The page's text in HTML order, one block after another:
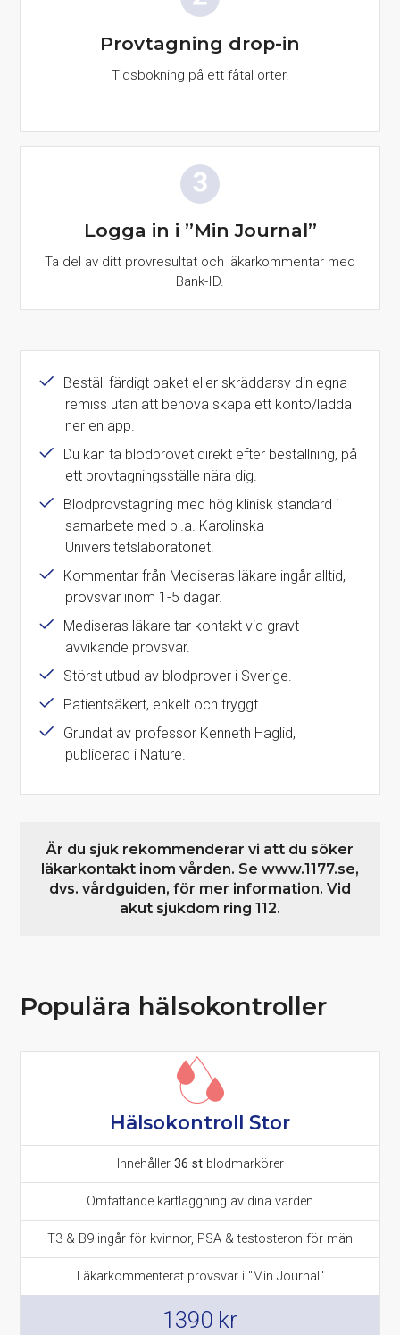
Provtagning drop-in
Tidsbokning på ett fåtal orter.
Logga in i ”Min Journal”
Ta del av ditt provresultat och läkarkommentar med
Bank-ID.
Beställ färdigt paket eller skräddarsy din egna
remiss utan att behöva skapa ett konto/ladda
ner en app.
Du kan ta blodprovet direkt efter beställning, på
ett provtagningsställe nära dig.
Blodprovstagning med hög klinisk standard i
samarbete med bl.a. Karolinska
Universitetslaboratoriet.
Kommentar från Mediseras läkare ingår alltid,
provsvar inom 1-5 dagar.
Mediseras läkare tar kontakt vid gravt
avvikande provsvar.
Störst utbud av blodprover i Sverige.
Patientsäkert, enkelt och tryggt.
Grundat av professor Kenneth Haglid,
publicerad i Nature.
Är du sjuk rekommenderar vi att du söker
läkarkontakt inom vården. Se www.1177.se,
dvs. vårdguiden, för mer information. Vid
akut sjukdom ring 112.
Populära hälsokontroller
Hälsokontroll Stor
Innehåller36 stblodmarkörer
Omfattande kartläggning av dina värden
T3 & B9 ingår för kvinnor, PSA & testosteron för män
Läkarkommenterat provsvar i "Min Journal"
1390 kr